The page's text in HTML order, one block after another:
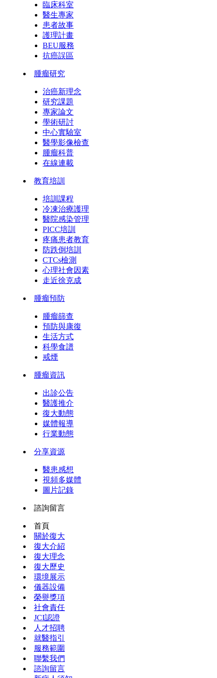
臨床科室
醫生專家
患者故事
護理計畫
BEU服務
抗癌誤區
腫瘤研究
治癌新理念
研究課題
專家論文
學術研討
中心實驗室
醫學影像檢查
腫瘤科普
在線連載
教育培訓
培訓課程
冷凍治療護理
醫院感染管理
PICC培訓
疼痛患者教育
防跌倒培訓
CTCs檢測
心理社會因素
走近徐克成
腫瘤預防
腫瘤篩查
預防與康復
生活方式
科學食譜
戒煙
腫瘤資訊
出診公告
醫護推介
復大動態
媒體報導
行業動態
分享資源
醫患感想
視頻多媒體
圖片記錄
諮詢留言
首頁
關於復大
復大介紹
復大理念
復大歷史
環境展示
儀器設備
榮譽獎項
社會責任
JCI認證
人才招聘
就醫指引
服務範圍
聯繫我們
諮詢留言